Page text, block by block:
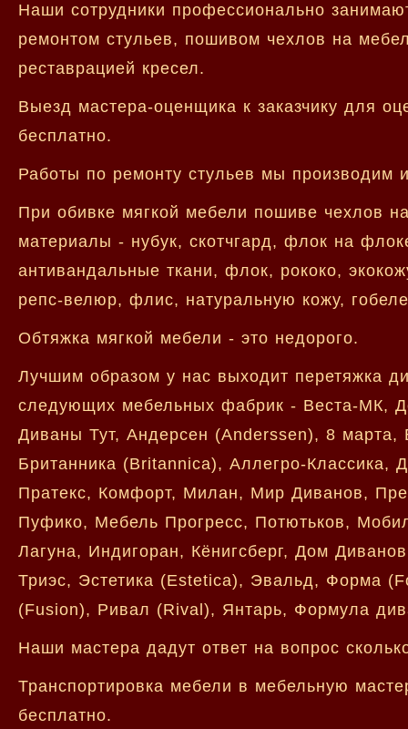
Наши сотрудники профессионально
ремонтом стульев, пошивом чехлов на
реставрацией кресел.
Выезд мастера-оценщика к заказчику для
бесплатно.
Работы по ремонту стульев мы производим
При обивке мягкой мебели пошиве чехлов
материалы - нубук, скотчгард, флок на
антивандальные ткани, флок, рококо,
репс-велюр, флис, натуральную кожу,
Обтяжка мягкой мебели - это недорого.
Лучшим образом у нас выходит перетяжка
следующих мебельных фабрик - Веста-МК,
Диваны Тут, Андерсен (Anderssen), 8
Британника (Britannica), Аллегро-
Пратекс, Комфорт, Милан, Мир Диванов,
Пуфико, Мебель Прогресс, Потютьков,
Лагуна, Индигоран, Кёнигсберг, Дом
Триэс, Эстетика (Estetica), Эвальд, Форма
(Fusion), Ривал (Rival), Янтарь, Формула
Наши мастера дадут ответ на вопрос
Транспортировка мебели в мебельную
бесплатно.